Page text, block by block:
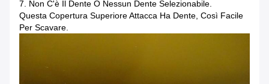
7. Non C'è Il Dente O Nessun Dente Selezionabile.
Questa Copertura Superiore Attacca Ha Dente, Così Facile
Per Scavare.